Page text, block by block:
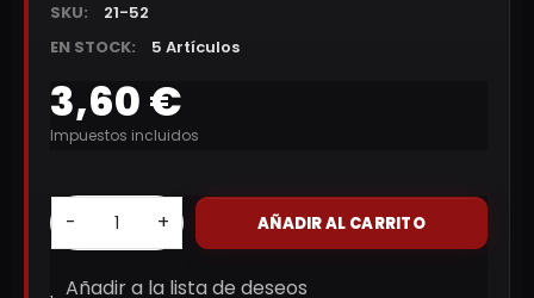
SKU:
21-52
EN STOCK:
5 Artículos
3,60 €
Impuestos incluidos
- + AÑADIR AL CARRITO
Añadir a la lista de deseos